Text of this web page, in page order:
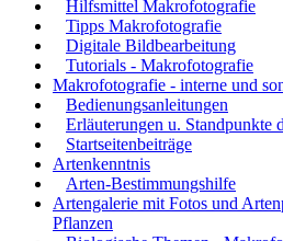
Hilfsmittel Makrofotografie
Tipps Makrofotografie
Digitale Bildbearbeitung
Tutorials - Makrofotografie
Makrofotografie - interne und
Bedienungsanleitungen
Erläuterungen u. Standpunkte
Startseitenbeiträge
Artenkenntnis
Arten-Bestimmungshilfe
Artengalerie mit Fotos und
Pflanzen